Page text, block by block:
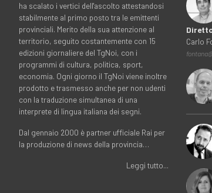
ha scalato i vertici dell'ascolto attestandosi
stabilmente al primo posto tra le emittenti
provinciali. Merito della sua attenzione al
territorio, seguito costantemente con 15
edizioni giornaliere del TgNoi, con i
programmi di cultura, politica, sport,
economia. Ogni giorno il TgNoi viene inoltre
prodotto e trasmesso anche per non udenti
con la traduzione simultanea di una
interprete di lingua italiana dei segni.
Dal gennaio 2000 è partner ufficiale Rai per
la produzione di news della provincia…
Leggi tutto...
Carlo